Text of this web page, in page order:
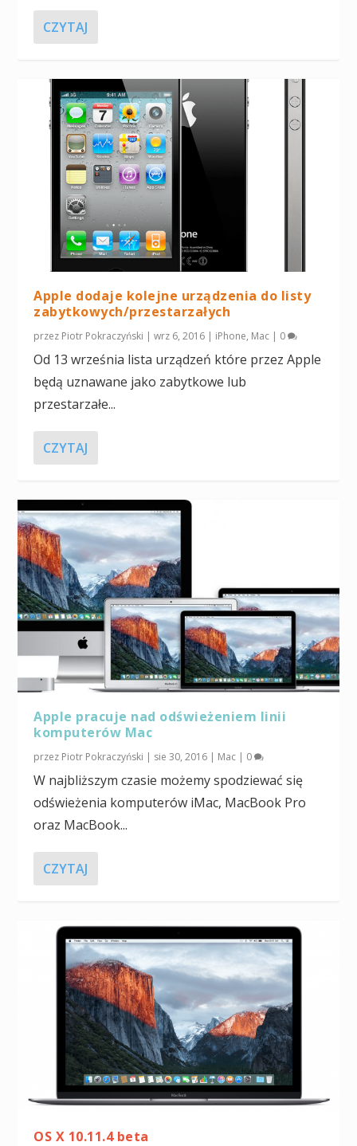
CZYTAJ
Apple dodaje kolejne urządzenia do listy
zabytkowych/przestarzałych
przez Piotr Pokraczyński |wrz 6, 2016 | iPhone, Mac | 0
Od 13 września lista urządzeń które przez Apple
będą uznawane jako zabytkowe lub
przestarzałe...
CZYTAJ
Apple pracuje nad odświeżeniem linii
komputerów Mac
przez Piotr Pokraczyński | sie 30, 2016 | Mac | 0
W najbliższym czasie możemy spodziewać się
odświeżenia komputerów iMac, MacBook Pro
oraz MacBook...
CZYTAJ
OS X 10.11.4 beta